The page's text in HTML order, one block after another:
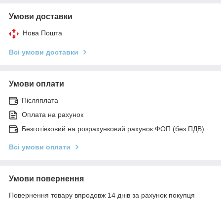
Умови доставки
Нова Пошта
Всі умови доставки
Умови оплати
Післяплата
Оплата на рахунок
Безготівковий на розрахунковий рахунок ФОП (без ПДВ)
Всі умови оплати
Умови повернення
Повернення товару впродовж 14 днів за рахунок покупця